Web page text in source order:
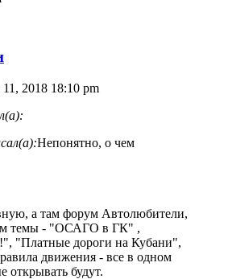
2018 18:10 pm
Непонятно, о чем
а там форум Автолюбители,
темы - "ОСАГО в ГК" ,
"Платные дороги на Кубани",
движения - все в одном
открывать будут.